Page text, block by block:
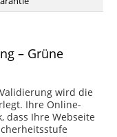
– Grüne
wird die
Ihre Online-
dass Ihre Webseite